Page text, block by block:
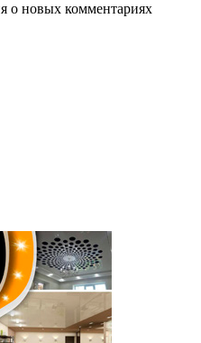
о новых комментариях